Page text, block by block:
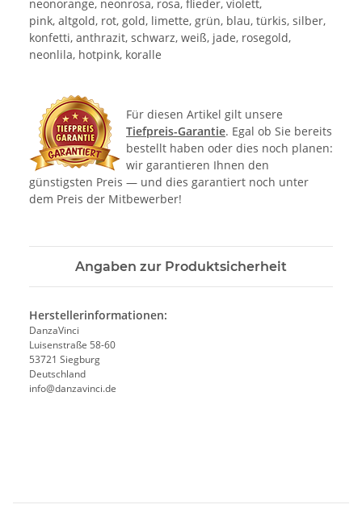
neonorange, neonrosa, rosa, flieder, violett,
pink, altgold, rot, gold, limette, grün, blau, türkis, silber,
konfetti, anthrazit, schwarz, weiß, jade, rosegold,
neonlila, hotpink, koralle
Für diesen Artikel gilt unsere
Tiefpreis-Garantie. Egal ob Sie bereits
bestellt haben oder dies noch planen:
wir garantieren Ihnen den
günstigsten Preis — und dies garantiert noch unter
dem Preis der Mitbewerber!
Angaben zur Produktsicherheit
Herstellerinformationen:
DanzaVinci
Luisenstraße 58-60
53721 Siegburg
Deutschland
info@danzavinci.de